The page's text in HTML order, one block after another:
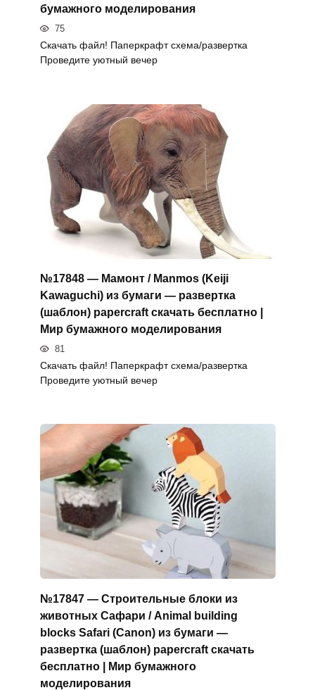
бумажного моделирования
75
Скачать файл! Паперкрафт схема/развертка
Проведите уютный вечер
№17848 — Мамонт / Manmos (Keiji
Kawaguchi) из бумаги — развертка
(шаблон) papercraft скачать бесплатно |
Мир бумажного моделирования
81
Скачать файл! Паперкрафт схема/развертка
Проведите уютный вечер
№17847 — Строительные блоки из
животных Сафари / Animal building
blocks Safari (Canon) из бумаги —
развертка (шаблон) papercraft скачать
бесплатно | Мир бумажного
моделирования